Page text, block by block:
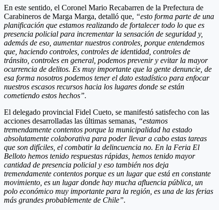
En este sentido, el Coronel Mario Recabarren de la Prefectura de
Carabineros de Marga Marga, detalló que, “esto forma parte de una
planificación que estamos realizando de fortalecer todo lo que es
presencia policial para incrementar la sensación de seguridad y,
además de eso, aumentar nuestros controles, porque entendemos
que, haciendo controles, controles de identidad, controles de
tránsito, controles en general, podemos prevenir y evitar la mayor
ocurrencia de delitos. Es muy importante que la gente denuncie, de
esa forma nosotros podemos tener el dato estadístico para enfocar
nuestros escasos recursos hacia los lugares donde se están
cometiendo estos hechos”.
El delegado provincial Fidel Cueto, se manifestó satisfecho con las
acciones desarrolladas las últimas semanas, “estamos
tremendamente contentos porque la municipalidad ha estado
absolutamente colaborativa para poder llevar a cabo estas tareas
que son difíciles, el combatir la delincuencia no. En la Feria El
Belloto hemos tenido respuestas rápidas, hemos tenido mayor
cantidad de presencia policial y eso también nos deja
tremendamente contentos porque es un lugar que está en constante
movimiento, es un lugar donde hay mucha afluencia pública, un
polo económico muy importante para la región, es una de las ferias
más grandes probablemente de Chile”.